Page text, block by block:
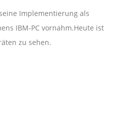
Implementierung als
IBM-PC vornahm.Heute ist
zu sehen.